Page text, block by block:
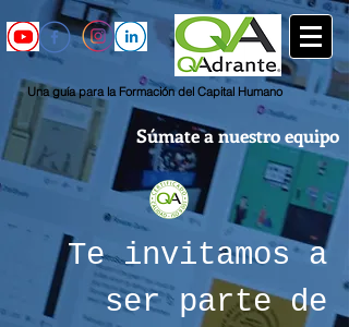
Una guía para la Formación del Capital Humano
Súmate a nuestro equipo
Te invitamos a
ser parte de